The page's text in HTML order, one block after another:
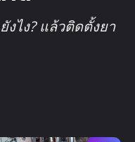
งไง? แล้วติดตั้งยา